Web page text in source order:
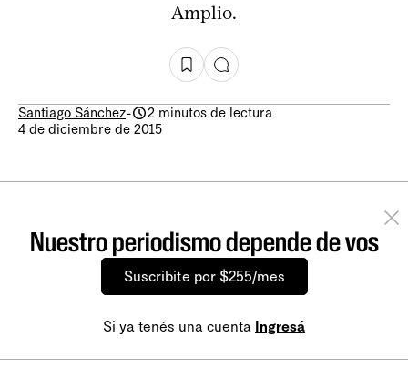
Amplio.
Santiago Sánchez-
2 minutos de lectura
4 de diciembre de 2015
Nuestro periodismo depende de vos
Suscribite por $255/mes
Si ya tenés una cuenta Ingresá